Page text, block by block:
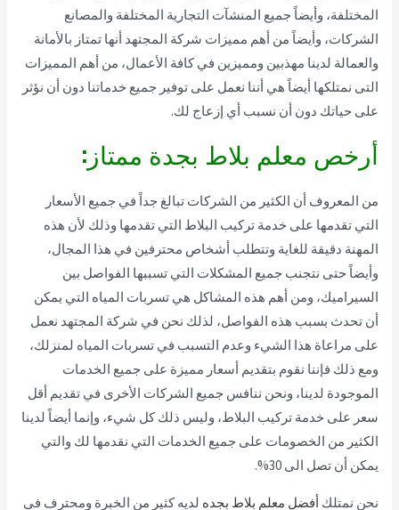
المختلفة، وأيضاً جميع المنشآت التجارية المختلفة والمصانع
الشركات، وأيضاً من أهم مميزات شركة المجتهد أنها تمتاز بالأمانة
والعمالة لدينا مهذبين ومميزين في كافة الأعمال، من أهم المميزات
التى نمتلكها أيضاً هي أننا نعمل على توفير جميع خدماتنا دون أن نؤثر
على حياتك دون أن نسبب أي إزعاج لك.
أرخص معلم بلاط بجدة ممتاز:
من المعروف أن الكثير من الشركات تبالغ جداً في جميع الأسعار
التي تقدمها على خدمة تركيب البلاط التي تقدمها وذلك لأن هذه
المهنة دقيقة للغاية وتتطلب أشخاص محترفين في هذا المجال،
وأيضاً حتى نتجنب جميع المشكلات التي تسببها الفواصل بين
السيراميك، ومن أهم هذه المشاكل هي تسربات المياه التي يمكن
أن تحدث بسبب هذه الفواصل، لذلك نحن في شركة المجتهد نعمل
على مراعاة هذا الشيء وعدم التسبب في تسربات المياه لمنزلك،
ومع ذلك فإننا نقوم بتقديم أسعار مميزة على جميع الخدمات
الموجودة لدينا، ونحن ننافس جميع الشركات الأخرى في تقديم أقل
سعر على خدمة تركيب البلاط، وليس ذلك كل شيء، وإنما أيضاً لدينا
الكثير من الخصومات على جميع الخدمات التي نقدمها لك والتي
يمكن أن تصل الى 30%.
نحن نمتلكأفضل معلم بلاط بجده لديه كثير من الخبرة ومحترف في